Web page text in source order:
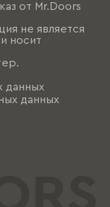
от Mr.Doors
не является
носит
данных
данных